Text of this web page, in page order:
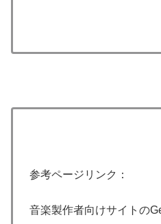
参考ページリンク：
音楽製作者向けサイトの